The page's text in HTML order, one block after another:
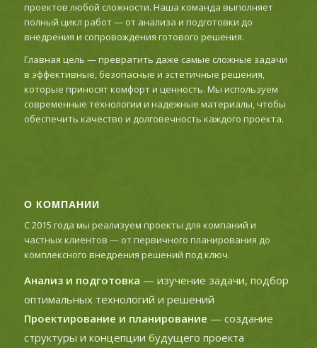
проектов любой сложности. Наша команда выполняет
полный цикл работ — от анализа и подготовки до
внедрения и сопровождения готового решения.
Главная цель — превратить даже самые сложные задачи
в эффективные, безопасные и эстетичные решения,
которые приносят комфорт и ценность. Мы используем
современные технологии и надежные материалы, чтобы
обеспечить качество и долговечность каждого проекта.
О КОМПАНИИ
С 2015 года мы реализуем проекты для компаний и
частных клиентов — от первичного планирования до
комплексного внедрения решений под ключ.
Анализ и подготовка — изучение задачи, подбор
оптимальных технологий и решений
Проектирование и планирование — создание
структуры и концепции будущего проекта